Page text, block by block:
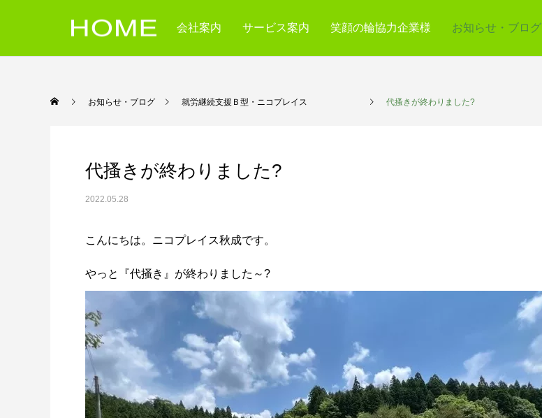
会社案内 サービス案内 笑顔の輪協力企業様 お知らせ・ブログ
お知らせ・ブログ 就労継続支援Ｂ型・ニコプレイス 代搔きが終わりました?
代搔きが終わりました?
2022.05.28
こんにちは。ニコプレイス秋成です。
やっと『代掻き』が終わりました～?